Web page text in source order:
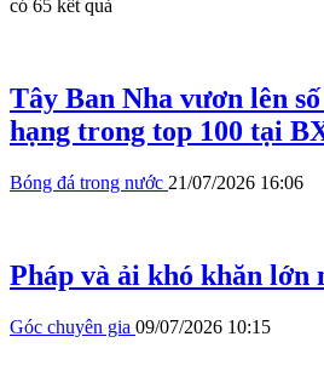
có 65 kết quả
Tây Ban Nha vươn lên
hạng trong top 100 tại
Bóng đá trong nước 21/07/2026 16:06
Pháp và ải khó khăn lớn
Góc chuyên gia 09/07/2026 10:15